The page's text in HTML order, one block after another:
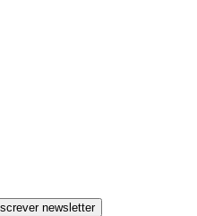
newsletter